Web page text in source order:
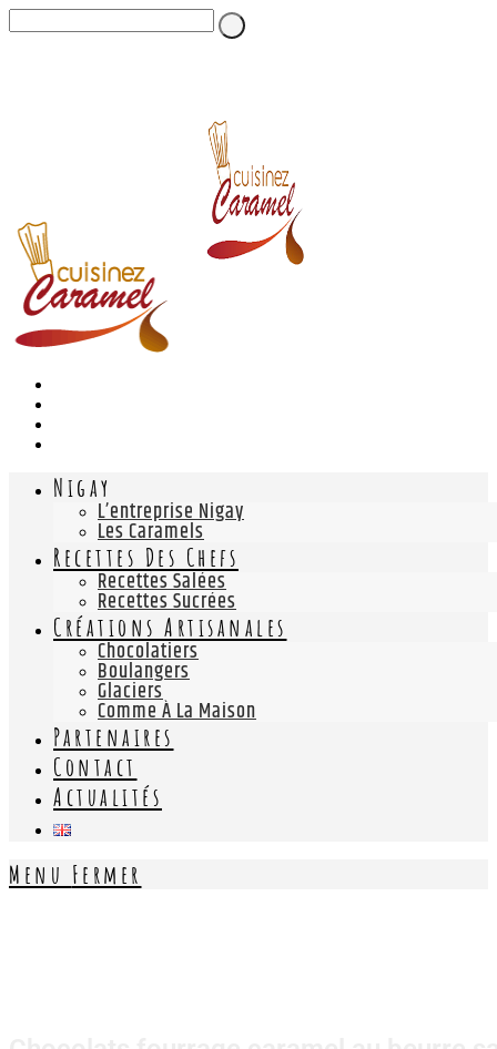
Nigay
L’entreprise Nigay
Les Caramels
Recettes Des Chefs
Recettes Salées
Recettes Sucrées
Créations Artisanales
Chocolatiers
Boulangers
Glaciers
Comme À La Maison
Partenaires
Contact
Actualités
Menu Fermer